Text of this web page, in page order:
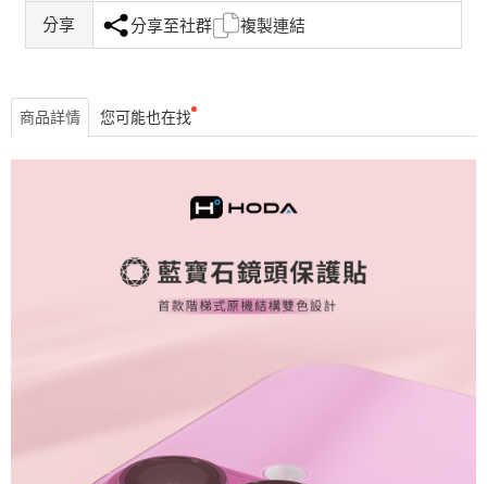
分享 分享至社群 複製連結
商品詳情 您可能也在找